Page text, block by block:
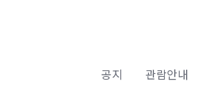
공지 관람안내